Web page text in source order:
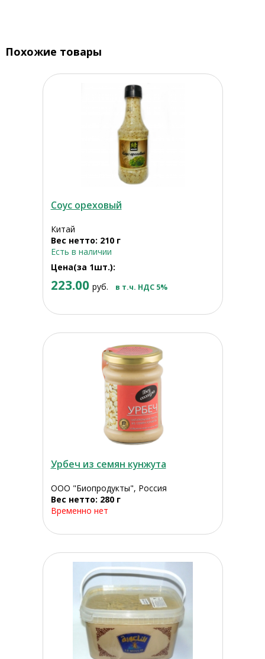
Похожие товары
Соус ореховый
Китай
Вес нетто: 210 г
Есть в наличии
Цена(за 1шт.):
223.00 руб. в т.ч. НДС 5%
Урбеч из семян кунжута
ООО "Биопродукты", Россия
Вес нетто: 280 г
Временно нет